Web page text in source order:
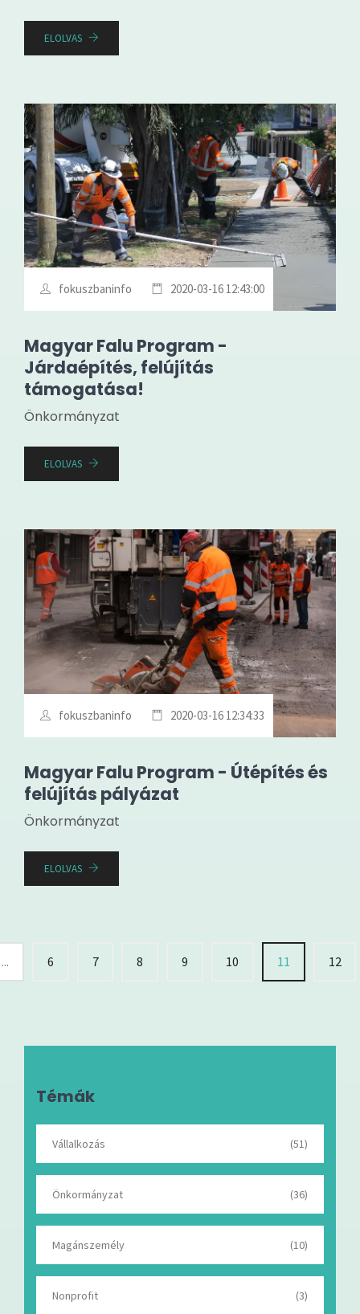
ELOLVAS
fokuszbaninfo 2020-03-16 12:43:00
Magyar Falu Program -
Járdaépítés, felújítás
támogatása!
Önkormányzat
ELOLVAS
fokuszbaninfo 2020-03-16 12:34:33
Magyar Falu Program - Útépítés és
felújítás pályázat
Önkormányzat
ELOLVAS
... 6 7 8 9 10 11 12
Témák
Vállalkozás (51)
Önkormányzat (36)
Magánszemély (10)
Nonprofit (3)